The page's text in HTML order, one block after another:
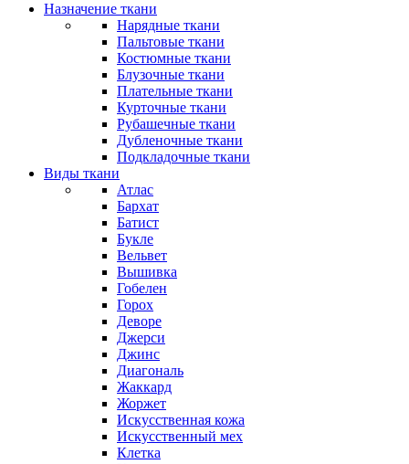
Назначение ткани
Нарядные ткани
Пальтовые ткани
Костюмные ткани
Блузочные ткани
Плательные ткани
Курточные ткани
Рубашечные ткани
Дубленочные ткани
Подкладочные ткани
Виды ткани
Атлас
Бархат
Батист
Букле
Вельвет
Вышивка
Гобелен
Горох
Деворе
Джерси
Джинс
Диагональ
Жаккард
Жоржет
Искусственная кожа
Искусственный мех
Клетка